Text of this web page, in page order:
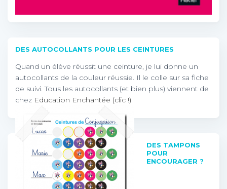
DES AUTOCOLLANTS POUR LES CEINTURES
Quand un élève réussit une ceinture, je lui donne un
autocollants de la couleur réussie. Il le colle sur sa fiche
de suivi. Tous les autocollants (et bien plus) viennent de
chez Education Enchantée (clic !)
DES TAMPONS
POUR
ENCOURAGER ?